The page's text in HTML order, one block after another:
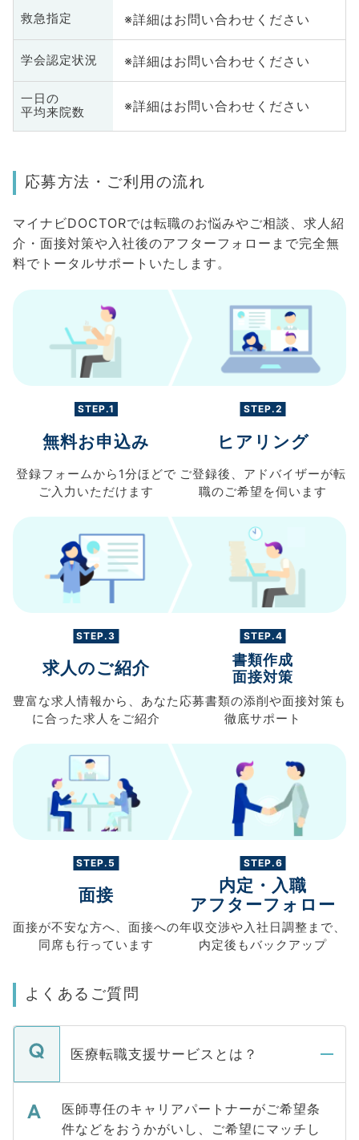
救急指定 ※詳細はお問い合わせください
学会認定状況 ※詳細はお問い合わせください
一日の
平均来院数
※詳細はお問い合わせください
応募方法・ご利用の流れ
マイナビDOCTORでは転職のお悩みやご相談、求人紹
介・面接対策や入社後のアフターフォローまで完全無
料でトータルサポートいたします。
STEP.1
無料お申込み
登録フォームから 1分ほどで
ご入力 いただけます
STEP.2
ヒアリング
ご登録後、 アドバイザーが転
職のご希望を伺います
STEP.3
求人のご紹介
豊富な求人情報から、 あなた
に合った求人を ご紹介
STEP.4
書類作成
面接対策
応募書類の添削や面接対策も
徹底サポート
STEP.5
面接
面接が不安な方へ、 面接への
同席も行っています
STEP.6
内定・入職
アフターフォロー
年収交渉や入社日調整まで、
内定後もバックアップ
よくあるご質問
医療転職支援サービスとは？
医師専任のキャリアパートナーがご希望条
件などをおうかがいし、ご希望にマッチし